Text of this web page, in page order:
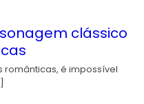
clássico
é impossível